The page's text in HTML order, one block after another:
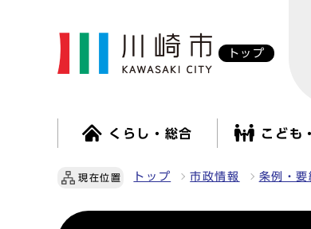
トップ
くらし・総合 こども
現在位置 トップ 市政情報 条例・要